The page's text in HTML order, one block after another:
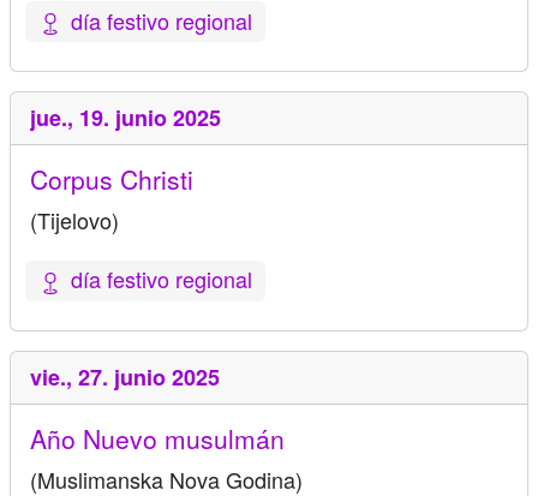
día festivo regional
jue., 19. junio 2025
Corpus Christi
(Tijelovo)
día festivo regional
vie., 27. junio 2025
Año Nuevo musulmán
(Muslimanska Nova Godina)